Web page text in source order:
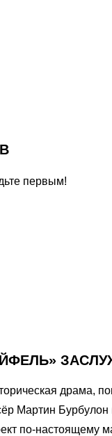
первым!
драма,
Мартин Бурбулон
по-